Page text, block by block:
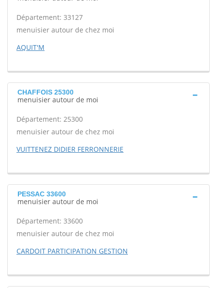
Département: 33127
menuisier autour de chez moi
AQUIT'M
CHAFFOIS 25300
menuisier autour de moi
Département: 25300
menuisier autour de chez moi
VUITTENEZ DIDIER FERRONNERIE
PESSAC 33600
menuisier autour de moi
Département: 33600
menuisier autour de chez moi
CARDOIT PARTICIPATION GESTION